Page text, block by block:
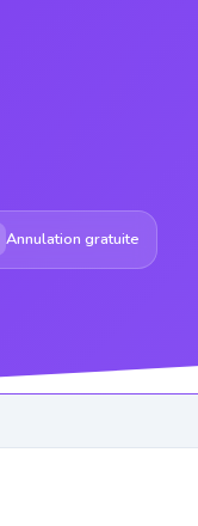
Annulation gratuite